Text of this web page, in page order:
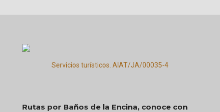
Servicios turísticos. AIAT/JA/00035-4
Rutas por Baños de la Encina, conoce con